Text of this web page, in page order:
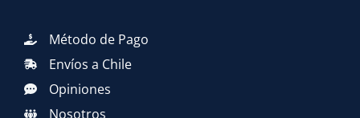
Método de Pago
Envíos a Chile
Opiniones
Nosotros